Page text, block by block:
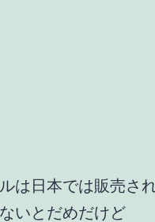
は日本では販売さ
いとだめだけど